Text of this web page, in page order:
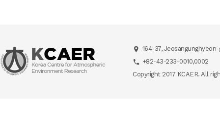
164-37,
+82-43-233-0010,0002
Copyright 2017 KCAER. All